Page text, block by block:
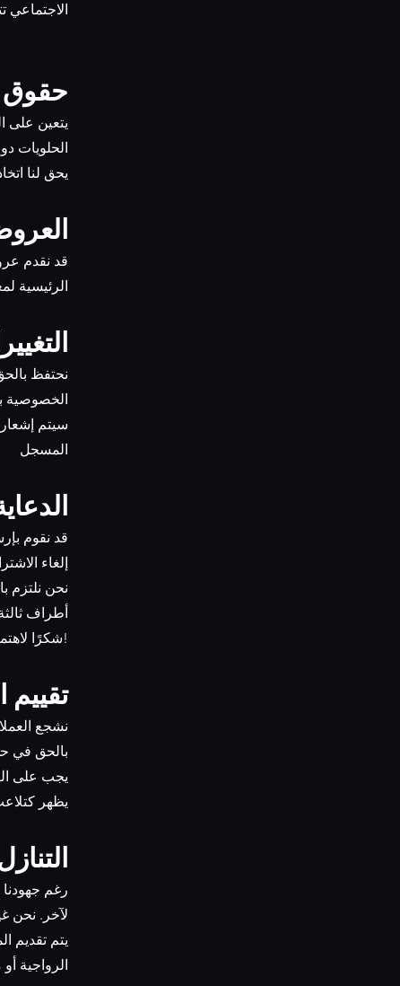
الاجتماعي
12.
الحلويات
18.2 يحق لنا
13.
الرئيسية
14.
الخصوصية
المسجل
15.
إلغاء
أطراف
شكرًا لاهتمامكم بمحل الحلويات. نتمنى لكم تجربة تسوق ممتعة ولذيذة!
16.
بالحق في
يظهر
17.
لآخر. نحن
الرواجية